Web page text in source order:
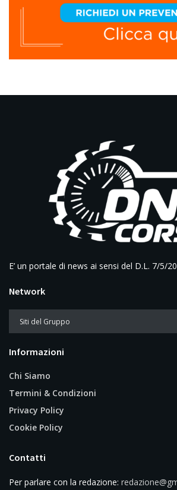
E’ un portale di news ai sensi del D.L. 7/5/
Network
Informazioni
Chi Siamo
Termini & Condizioni
Privacy Policy
Cookie Policy
Contatti
Per parlare con la redazione: